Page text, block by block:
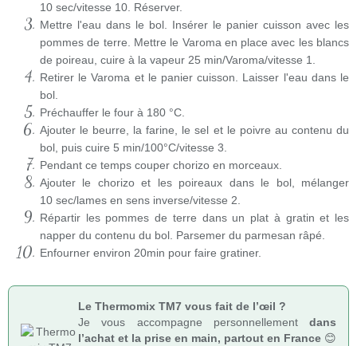
10 sec/vitesse 10. Réserver.
Mettre l'eau dans le bol. Insérer le panier cuisson avec les
pommes de terre. Mettre le Varoma en place avec les blancs
de poireau, cuire à la vapeur 25 min/Varoma/vitesse 1.
Retirer le Varoma et le panier cuisson. Laisser l'eau dans le
bol.
Préchauffer le four à 180 °C.
Ajouter le beurre, la farine, le sel et le poivre au contenu du
bol, puis cuire 5 min/100°C/vitesse 3.
Pendant ce temps couper chorizo en morceaux.
Ajouter le chorizo et les poireaux dans le bol, mélanger
10 sec/lames en sens inverse/vitesse 2.
Répartir les pommes de terre dans un plat à gratin et les
napper du contenu du bol. Parsemer du parmesan râpé.
Enfourner environ 20min pour faire gratiner.
Le Thermomix TM7 vous fait de l’œil ?
Je vous accompagne personnellement dans
l’achat et la prise en main, partout en France 😊